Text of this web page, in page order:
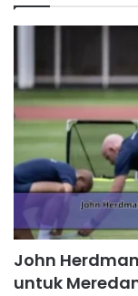
John
untuk